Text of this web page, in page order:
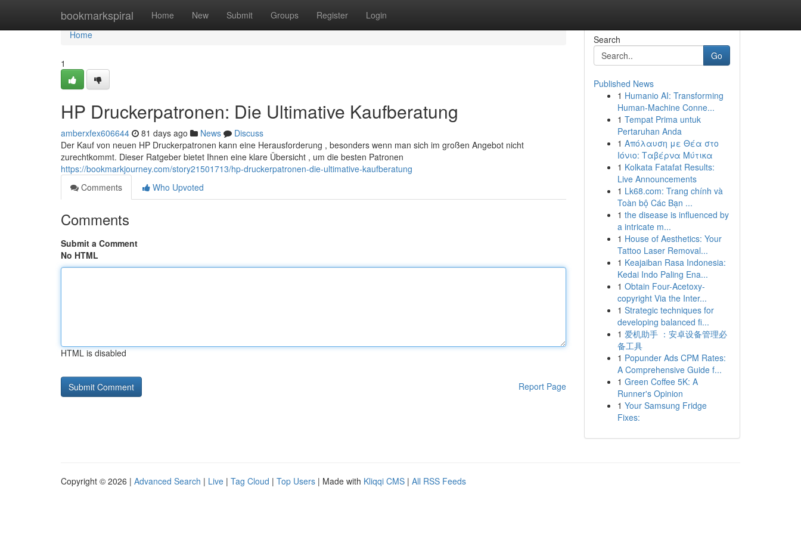
bookmarkspiral Home New Submit Groups Register Login
Home
Home
1
HP Druckerpatronen: Die Ultimative Kaufberatung
amberxfex606644 81 days ago News
Discuss
Der Kauf von neuen HP Druckerpatronen kann eine Herausforderung , besonders wenn man sich im großen Angebot nicht
zurechtkommt. Dieser Ratgeber bietet Ihnen eine klare Übersicht , um die besten Patronen
https://bookmarkjourney.com/story21501713/hp-druckerpatronen-die-ultimative-kaufberatung
Comments
Who Upvoted
Comments
Submit a Comment
No HTML
HTML is disabled
Report Page
Search
Go
Published News
1 Humanio AI: Transforming
Human-Machine Conne...
1 Tempat Prima untuk
Pertaruhan Anda
1 Απόλαυση με Θέα στο
Ιόνιο: Ταβέρνα Μύτικα
1 Kolkata Fatafat Results:
Live Announcements
1 Lk68.com: Trang chính và
Toàn bộ Các Bạn ...
1 the disease is influenced by
a intricate m...
1 House of Aesthetics: Your
Tattoo Laser Removal...
1 Keajaiban Rasa Indonesia:
Kedai Indo Paling Ena...
1 Obtain Four-Acetoxy-
copyright Via the Inter...
1 Strategic techniques for
developing balanced fi...
1 爱机助手 ：安卓设备管理必
备工具
1 Popunder Ads CPM Rates:
A Comprehensive Guide f...
1 Green Coffee 5K: A
Runner's Opinion
1 Your Samsung Fridge
Fixes:
Copyright © 2026 | Advanced Search | Live | Tag Cloud | Top Users | Made with Kliqqi CMS | All RSS Feeds